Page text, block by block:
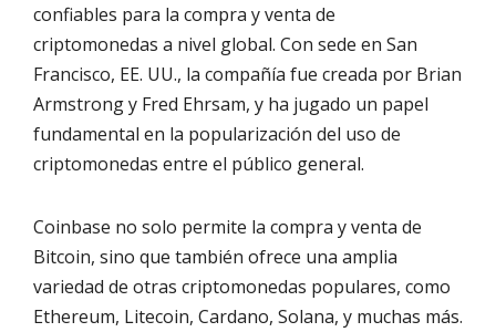
confiables para la compra y venta de
criptomonedas a nivel global. Con sede en San
Francisco, EE. UU., la compañía fue creada por Brian
Armstrong y Fred Ehrsam, y ha jugado un papel
fundamental en la popularización del uso de
criptomonedas entre el público general.
Coinbase no solo permite la compra y venta de
Bitcoin, sino que también ofrece una amplia
variedad de otras criptomonedas populares, como
Ethereum, Litecoin, Cardano, Solana, y muchas más.